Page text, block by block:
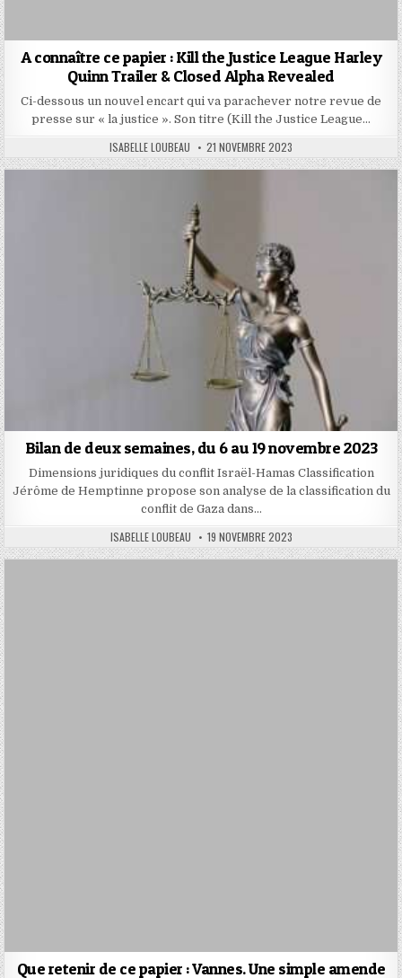
A connaître ce papier : Kill the Justice League Harley
Quinn Trailer & Closed Alpha Revealed
Ci-dessous un nouvel encart qui va parachever notre revue de
presse sur « la justice ». Son titre (Kill the Justice League…
AUTHOR:
ISABELLE LOUBEAU PUBLISHED
DATE:
21 NOVEMBRE 2023
Bilan de deux semaines, du 6 au 19 novembre 2023
Dimensions juridiques du conflit Israël-Hamas Classification
Jérôme de Hemptinne propose son analyse de la classification du
conflit de Gaza dans…
AUTHOR:
ISABELLE LOUBEAU PUBLISHED
DATE:
19 NOVEMBRE 2023
Que retenir de ce papier : Vannes. Une simple amende